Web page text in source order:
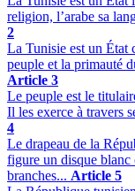
religion, l’arabe sa
2
La Tunisie est un État
peuple et la primauté
Article 3
Le peuple est le
Il les exerce à travers
4
Le drapeau de la
figure un disque blanc
branches... Article 5